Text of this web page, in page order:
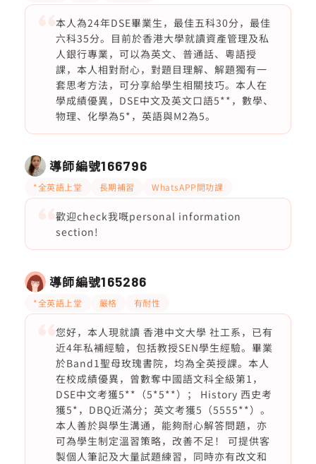
本人為24年DSE畢業生，最佳五科30分，最佳
六科35分。目前於香港大學就讀資產管理及私
人銀行專業，可以為英文、普通話、粵語授
課，本人相對耐心，對題目理解、解題獨有一
套思考方法，可分享給學生相關技巧。本人在
學成績優異，DSE中文及英文口語5**，數學、
物理、化學為5*，英語與M2為5。
導師編號166796
*全英語上堂 長期補習 WhatsAPP問功課
歡迎check我嘅personal information
section!
導師編號165286
*全英語上堂 嚴格 有耐性
您好，本人現就讀 香港中文大學 社工系，已有
近4年私補經驗，包括教授SEN學生經驗。畢業
於Band1聖母玫瑰書院，均為全英授課。本人
在校成績優異，曾數奪中國語文科全級第1，
DSE中文考獲5**（5*5**）； History 西史考
獲5*，DBQ近滿分；英文考獲5（5555**）。
本人善於與學生溝通，能夠耐心解答問題，亦
可為學生制定溫習策略，改善不足！ 可提供客
製個人筆記及大量試題練習，同時亦有改文和